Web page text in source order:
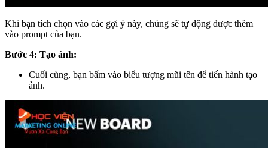
Khi bạn tích chọn vào các gợi ý này, chúng sẽ tự động được thêm
vào prompt của bạn.
Bước 4: Tạo ảnh:
Cuối cùng, bạn bấm vào biểu tượng mũi tên để tiến hành tạo
ảnh.